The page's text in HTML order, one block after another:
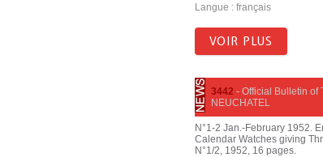
Langue : français
VOIR PLUS
3442 - Official Bulletin of
NEUCHATEL
N°1-2 Jan.-February 1952.
Calendar Watches giving
N°1/2, 1952, 16 pages.